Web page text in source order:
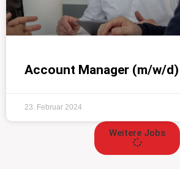
Account Manager (m/w/d)
23. Februar 2024
Weitere Jobs